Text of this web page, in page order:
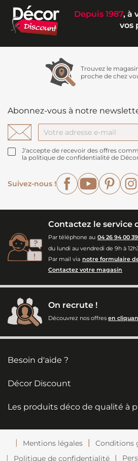
Depuis 1987, à
vos
Trouvez le
proche de chez
Abonnez-vous à notre
J'accepte de recevoir des offres
la politique de confidentialité de
Suivez-nous !
FacebookYouTube
Contactez le service
Par téléphone au 04 26 94 00 39
du lundi au vendredi de 9h à
Par mail via notre formulaire
Contactez votre magasin
On recrute !
Découvrez nos offres en
Besoin d'aide ?
Décor Discount
Les produits déco de qualité à
Mentions légales
Conditions
Politique de confidentialité